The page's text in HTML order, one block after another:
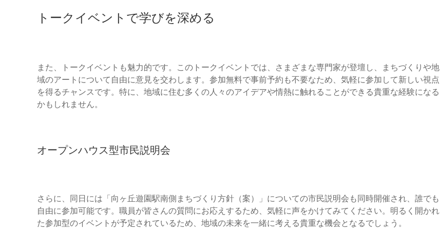
トークイベントで学びを深める
また、トークイベントも魅力的です。このトークイベントでは、さまざまな専門家が登壇し、まちづくりや地
域のアートについて自由に意見を交わします。参加無料で事前予約も不要なため、気軽に参加して新しい視点
を得るチャンスです。特に、地域に住む多くの人々のアイデアや情熱に触れることができる貴重な経験になる
かもしれません。
オープンハウス型市民説明会
さらに、同日には「向ヶ丘遊園駅南側まちづくり方針（案）」についての市民説明会も同時開催され、誰でも
自由に参加可能です。職員が皆さんの質問にお応えするため、気軽に声をかけてみてください。明るく開かれ
た参加型のイベントが予定されているため、地域の未来を一緒に考える貴重な機会となるでしょう。